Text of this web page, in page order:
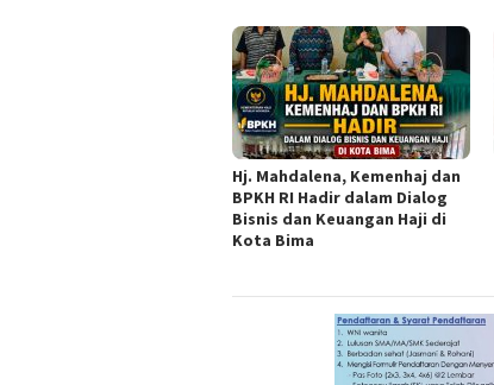
Hj. Mahdalena, Kemenhaj dan
BPKH RI Hadir dalam Dialog
Bisnis dan Keuangan Haji di
Kota Bima